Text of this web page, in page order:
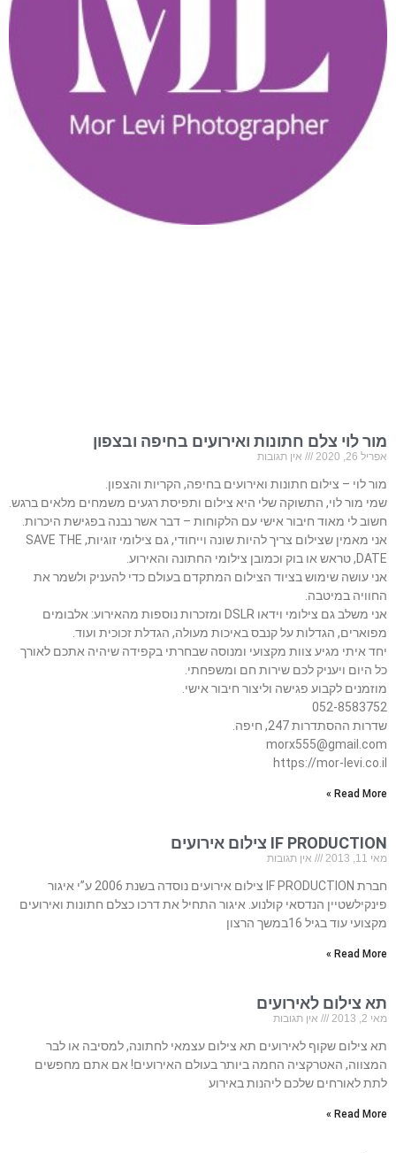
מור לוי צלם חתונות ואירועים בחיפה ובצפון
אפריל 26, 2020 אין תגובות
מור לוי – צילום חתונות ואירועים בחיפה, הקריות והצפון.
שמי מור לוי, התשוקה שלי היא צילום ותפיסת רגעים משמחים מלאים ברגש.
חשוב לי מאוד חיבור אישי עם הלקוחות – דבר אשר נבנה בפגישת היכרות.
אני מאמין שצילום צריך להיות שונה וייחודי, גם צילומי זוגיות, SAVE THE
DATE, טראש או בוק וכמובן צילומי החתונה והאירוע.
אני עושה שימוש בציוד הצילום המתקדם בעולם כדי להעניק ולשמר את
החוויה במיטבה.
אני משלב גם צילומי וידאו DSLR ומזכרות נוספות מהאירוע: אלבומים
מפוארים, הגדלות על קנבס באיכות מעולה, הגדלת זכוכית ועוד.
יחד איתי מגיע צוות מקצועי ומנוסה שבחרתי בקפידה שיהיה אתכם לאורך
כל היום ויעניק לכם שירות חם ומשפחתי.
מוזמנים לקבוע פגישה וליצור חיבור אישי.
052-8583752
שדרות ההסתדרות 247, חיפה.
morx555@gmail.com
https://mor-levi.co.il
Read More »
IF PRODUCTION צילום אירועים
מאי 11, 2013 אין תגובות
חברת IF PRODUCTION צילום אירועים נוסדה בשנת 2006 ע”י איגור
פינקילשטיין הנדסאי קולנוע.​​​​ איגור התחיל את דרכו כצלם חתונות ואירועים
מקצועי עוד בגיל 16במשך הרצון
Read More »
תא צילום לאירועים
מאי 2, 2013 אין תגובות
תא צילום שקוף לאירועים תא צילום עצמאי לחתונה, למסיבה או לבר
המצווה, האטרקציה החמה ביותר בעולם האירועים! אם אתם מחפשים
לתת לאורחים שלכם ליהנות באירוע
Read More »